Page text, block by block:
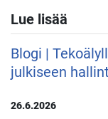
Lue lisää
Blogi |
julkiseen
26.6.2026